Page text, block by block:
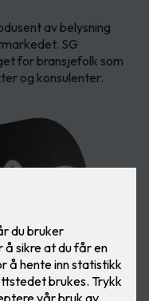
av belysning
SG
for bransjefolk som
og konsulenter.